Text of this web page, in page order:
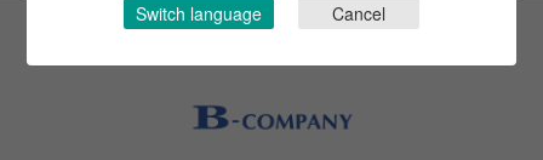
Switch language Cancel